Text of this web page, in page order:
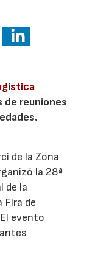
de reuniones
de la Zona
la 28ª
de la
Fira de
evento